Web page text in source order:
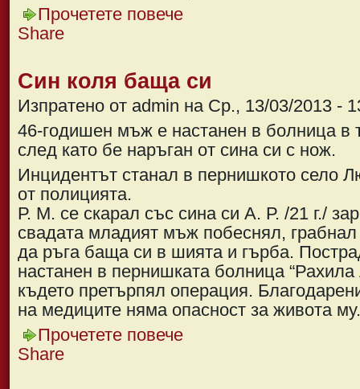
Прочетете повече
Share
Син коля баща си
Изпратено от admin на Ср., 13/03/2013 -
46-годишен мъж е настанен в болница в
след като бе наръган от сина си с нож.
Инцидентът станал в пернишкото село
от полицията.
Р. М. се скарал със сина си А. Р. /21 г./
свадата младият мъж побеснял,
да ръга баща си в шията и гърба.
настанен в пернишката болница “Рахила
където претърпял операция.
на медиците няма опасност за живота му.
Прочетете повече
Share